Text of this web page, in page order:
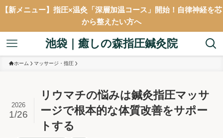
【新メニュー】指圧×温灸「深層加温コース」開始！自律神経を芯
から整えたい方へ
池袋｜癒しの森指圧鍼灸院
ホーム マッサージ・指圧
リウマチの悩みは鍼灸指圧マッサ
ージで根本的な体質改善をサポー
トする
2026
1/26